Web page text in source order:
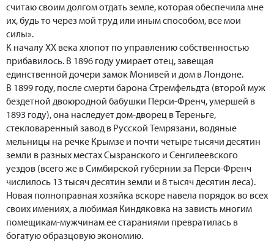
считаю своим долгом отдать земле, которая обеспечила мне
их, будь то через мой труд или иным способом, все мои
силы».
К началу ХХ века хлопот по управлению собственностью
прибавилось. В 1896 году умирает отец, завещая
единственной дочери замок Монивей и дом в Лондоне.
В 1899 году, после смерти барона Стремфельдта (второй муж
бездетной двоюродной бабушки Перси-Френч, умершей в
1893 году), она наследует дом-дворец в Тереньге,
стекловаренный завод в Русской Темрязани, водяные
мельницы на речке Крымзе и почти четыре тысячи десятин
земли в разных местах Сызранского и Сенгилеевского
уездов (всего же в Симбирской губернии за Перси-Френч
числилось 13 тысяч десятин земли и 8 тысяч десятин леса).
Новая полноправная хозяйка вскоре навела порядок во всех
своих имениях, а любимая Киндяковка на зависть многим
помещикам-мужчинам ее стараниями превратилась в
богатую образцовую экономию.